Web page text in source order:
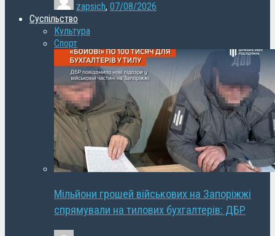
zapsich, 07/08/2026
Суспільство
Культура
Спорт
Мільйони грошей військових на Запоріжжі
спрямували на тилових бухгалтерів: ДБР